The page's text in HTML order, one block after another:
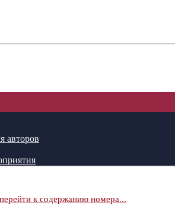
авторов
перейти к содержанию номера...